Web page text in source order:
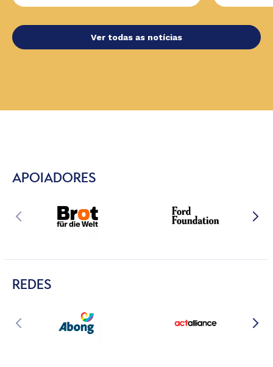
Ver todas as notícias
APOIADORES
REDES